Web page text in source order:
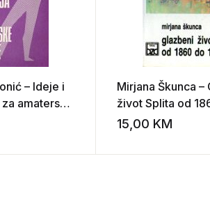
– Ideje i
amaterske
Add to wishlist
Mirjana Škunca –
život Splita od
15,00 KM